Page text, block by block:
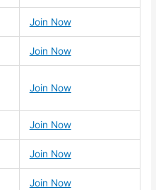
Join Now
Join Now
Join Now
Join Now
Join Now
Join Now